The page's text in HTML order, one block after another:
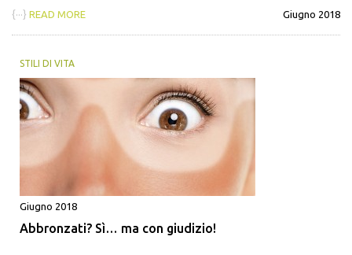
{···} READ MORE Giugno 2018
STILI DI VITA
Giugno 2018
Abbronzati? Sì… ma con giudizio!